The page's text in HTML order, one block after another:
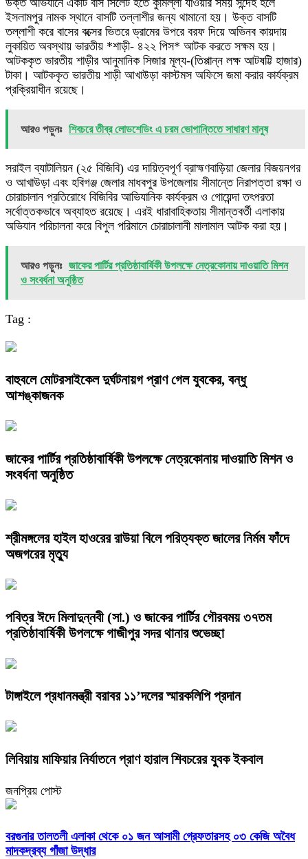
উক্ত অভিযানে একটি বাস সিলেট হতে কুমিল্লা যাওয়ার সময় সন্দেহ হলে
ইসলামপুর নামক স্থানে বাসটি তল্লাশীর জন্য থামানো হয়। উক্ত বাসটি
তল্লাশী করে বাসের বক্সের ভিতরে ড্রামের উপরে বরফ দিয়ে অভিনব কায়দায়
লুকায়িত অবস্থায় ভারতীয় *শাড়ী- ৪২২ পিস* আটক করতে সক্ষম হয়।
আটককৃত ভারতীয় শাড়ীর আনুমানিক সিজার মূল্য-(তিপ্পান্ন লক্ষ আটষট্টি হাজার)
টাকা। আটককৃত ভারতীয় শাড়ী আখাউড়া কাস্টমস অফিসে জমা করার কার্যক্রম
প্রক্রিয়াধীন রয়েছে।
আরও পড়ুনঃ শিবচরে তীব্র লোডশেডিং এ চরম ভোগান্তিতে সাধারণ মানুষ
সরাইল ব্যাটালিয়ন (২৫ বিজিবি) এর দায়িত্বপূর্ণ ব্রাহ্মণবাড়িয়া জেলার বিজয়নগর
ও আখাউড়া এবং হবিগঞ্জ জেলার মাধবপুর উপজেলায় সীমান্তে নিরাপত্তা রক্ষা ও
চোরাচালান প্রতিরোধে বিজিবির আভিযানিক কার্যক্রম ও গোয়েন্দা তৎপরতা
সর্বোত্তকভাবে অব্যাহত রয়েছে। এরই ধারাবাহিকতায় সীমান্তবর্তী এলাকায়
অভিযান পরিচালনা করে বিপুল পরিমানে চোরাচালানী মালামাল আটক করা হয়।
আরও পড়ুনঃ জাকের পার্টির প্রতিষ্ঠাবার্ষিকী উপলক্ষে নেত্রকোনায় দাওয়াতি মিশন
ও সংবর্ধনা অনুষ্ঠিত
Tag :
বাহুবলে মোটরসাইকেল দুর্ঘটনায়গ প্রাণ গেল যুবকের, বন্ধু
আশঙ্কাজনক
জাকের পার্টির প্রতিষ্ঠাবার্ষিকী উপলক্ষে নেত্রকোনায় দাওয়াতি মিশন ও
সংবর্ধনা অনুষ্ঠিত
শ্রীমঙ্গলের হাইল হাওরের রাউয়া বিলে পরিত্যক্ত জালের নির্মম ফাঁদে
অজগরের মৃত্যু
পবিত্র ঈদে মিলাদুন্নবী (সা.) ও জাকের পার্টির গৌরবময় ৩৭তম
প্রতিষ্ঠাবার্ষিকী উপলক্ষে গাজীপুর সদর থানার শুভেচ্ছা
টাঙ্গাইলে প্রধানমন্ত্রী বরাবর ১১’দলের স্মারকলিপি প্রদান
লিবিয়ায় মাফিয়ার নির্যাতনে প্রাণ হারাল শিবচরের যুবক ইকবাল
জনপ্রিয় পোস্ট
বরগুনার তালতলী এলাকা থেকে ০১ জন আসামী গ্রেফতারসহ ০৩ কেজি অবৈধ
মাদকদ্রব্য গাঁজা উদ্ধার